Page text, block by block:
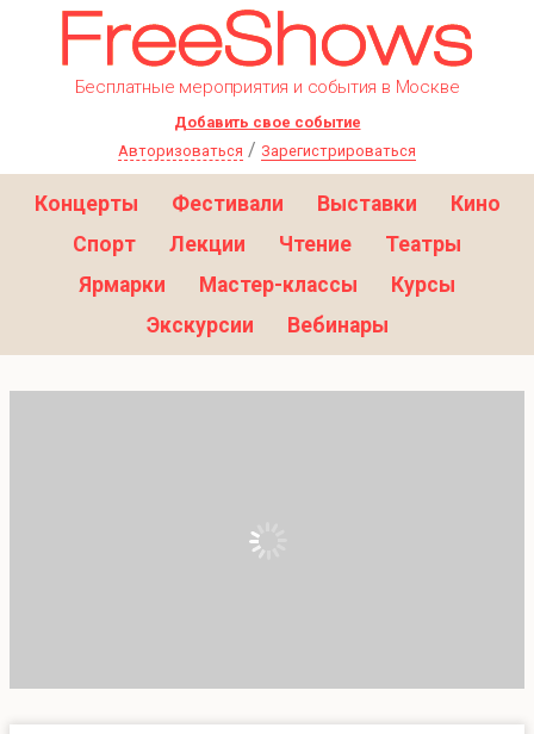
Бесплатные мероприятия и события в Москве
Добавить свое событие
Авторизоваться / Зарегистрироваться
Концерты Фестивали Выставки
Кино
Спорт
Лекции Чтение
Театры
Ярмарки
Мастер-классы
Курсы
Экскурсии
Вебинары